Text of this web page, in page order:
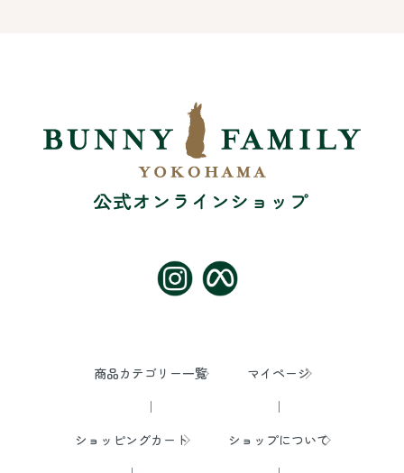
商品カテゴリー一覧 マイページ
ショッピングカート ショップについて